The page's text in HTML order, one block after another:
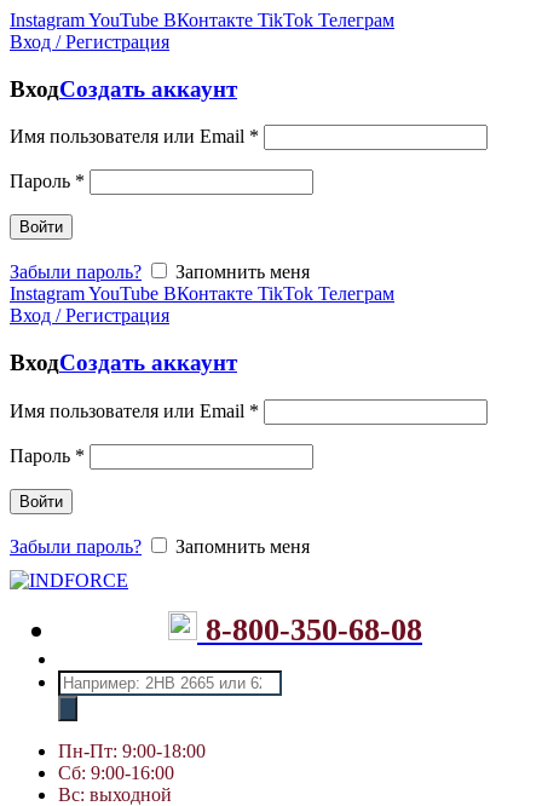
InstagramYouTube ВКонтакте TikTok Телеграм
Вход / Регистрация
ВходСоздать аккаунт
Имя пользователя или Email *
Пароль *
Войти
Забыли пароль?
Запомнить меня
InstagramYouTube ВКонтакте TikTok Телеграм
Вход / Регистрация
ВходСоздать аккаунт
Имя пользователя или Email *
Пароль *
Войти
Забыли пароль? Запомнить меня
8-800-350-68-08
Поиск
товаров
Пн-Пт: 9:00-18:00
Сб: 9:00-16:00
Вс: выходной